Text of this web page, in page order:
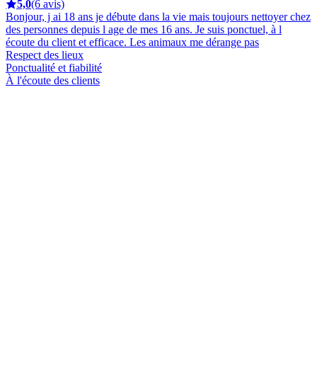
5,0(6 avis)
Bonjour, j ai 18 ans je débute dans la vie mais toujours nettoyer chez
des personnes depuis l age de mes 16 ans. Je suis ponctuel, à l
écoute du client et efficace. Les animaux me dérange pas
Respect des lieux
Ponctualité et fiabilité
À l'écoute des clients